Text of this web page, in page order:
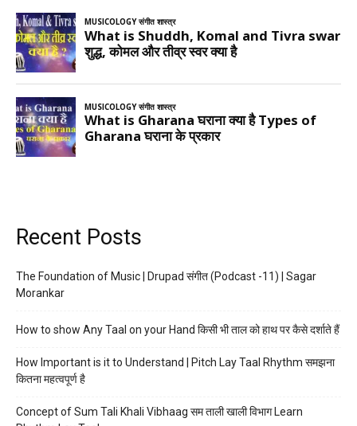
Recent Posts
The Foundation of Music | Drupad संगीत (Podcast -11) | Sagar
Morankar
How to show Any Taal on your Hand किसी भी ताल को हाथ पर कैसे दर्शाते हैं
How Important is it to Understand | Pitch Lay Taal Rhythm समझना
कितना महत्वपूर्ण है
Concept of Sum Tali Khali Vibhaag सम ताली खाली विभाग Learn